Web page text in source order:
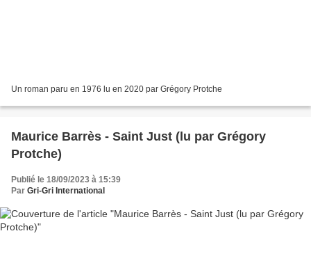
Un roman paru en 1976 lu en 2020 par Grégory Protche
Maurice Barrès - Saint Just (lu par Grégory
Protche)
Publié le 18/09/2023 à 15:39
Par Gri-Gri International